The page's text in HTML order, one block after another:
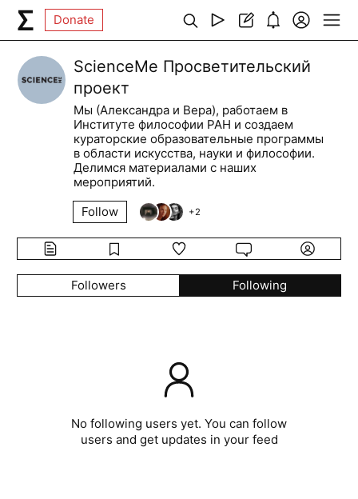
Donate
ScienceMe Просветительский
проект
Мы (Александра и Вера), работаем в
Институте философии РАН и создаем
кураторские образовательные программы
в области искусства, науки и философии.
Делимся материалами с наших
мероприятий.
Follow
+2
Followers Following
No following users yet. You can follow
users and get updates in your feed